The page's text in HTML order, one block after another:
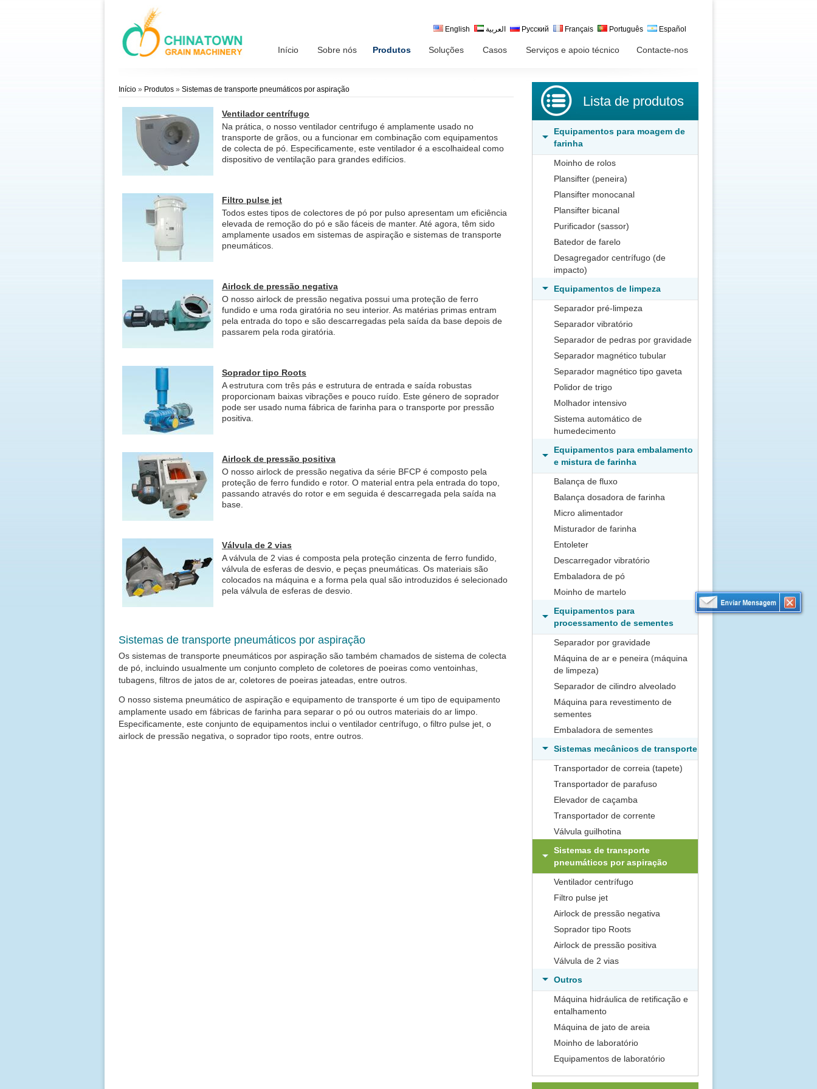
English العربية Русский Français Português Español
Início Sobre nós Produtos Soluções Casos Serviços e apoio técnico Contacte-nos
Lista de produtos
Equipamentos para moagem de
farinha
Moinho de rolos
Plansifter (peneira)
Plansifter monocanal
Plansifter bicanal
Purificador (sassor)
Batedor de farelo
Desagregador centrífugo (de
impacto)
Equipamentos de limpeza
Separador pré-limpeza
Separador vibratório
Separador de pedras por gravidade
Separador magnético tubular
Separador magnético tipo gaveta
Polidor de trigo
Molhador intensivo
Sistema automático de
humedecimento
Equipamentos para embalamento
e mistura de farinha
Balança de fluxo
Balança dosadora de farinha
Micro alimentador
Misturador de farinha
Entoleter
Descarregador vibratório
Embaladora de pó
Moinho de martelo
Equipamentos para
processamento de sementes
Separador por gravidade
Máquina de ar e peneira (máquina
de limpeza)
Separador de cilindro alveolado
Máquina para revestimento de
sementes
Embaladora de sementes
Sistemas mecânicos de transporte
Transportador de correia (tapete)
Transportador de parafuso
Elevador de caçamba
Transportador de corrente
Válvula guilhotina
Sistemas de transporte
pneumáticos por aspiração
Ventilador centrífugo
Filtro pulse jet
Airlock de pressão negativa
Soprador tipo Roots
Airlock de pressão positiva
Válvula de 2 vias
Outros
Máquina hidráulica de retificação e
entalhamento
Máquina de jato de areia
Moinho de laboratório
Equipamentos de laboratório
Início » Produtos » Sistemas de transporte pneumáticos por aspiração
Ventilador centrífugo
Na prática, o nosso ventilador centrifugo é amplamente usado no
transporte de grãos, ou a funcionar em combinação com equipamentos
de colecta de pó. Especificamente, este ventilador é a escolhaideal como
dispositivo de ventilação para grandes edifícios.
Filtro pulse jet
Todos estes tipos de colectores de pó por pulso apresentam um eficiência
elevada de remoção do pó e são fáceis de manter. Até agora, têm sido
amplamente usados em sistemas de aspiração e sistemas de transporte
pneumáticos.
Airlock de pressão negativa
O nosso airlock de pressão negativa possui uma proteção de ferro
fundido e uma roda giratória no seu interior. As matérias primas entram
pela entrada do topo e são descarregadas pela saída da base depois de
passarem pela roda giratória.
Soprador tipo Roots
A estrutura com três pás e estrutura de entrada e saída robustas
proporcionam baixas vibrações e pouco ruído. Este género de soprador
pode ser usado numa fábrica de farinha para o transporte por pressão
positiva.
Airlock de pressão positiva
O nosso airlock de pressão negativa da série BFCP é composto pela
proteção de ferro fundido e rotor. O material entra pela entrada do topo,
passando através do rotor e em seguida é descarregada pela saída na
base.
Válvula de 2 vias
A válvula de 2 vias é composta pela proteção cinzenta de ferro fundido,
válvula de esferas de desvio, e peças pneumáticas. Os materiais são
colocados na máquina e a forma pela qual são introduzidos é selecionado
pela válvula de esferas de desvio.
Sistemas de transporte pneumáticos por aspiração
Os sistemas de transporte pneumáticos por aspiração são também chamados de sistema de colecta
de pó, incluindo usualmente um conjunto completo de coletores de poeiras como ventoinhas,
tubagens, filtros de jatos de ar, coletores de poeiras jateadas, entre outros.
O nosso sistema pneumático de aspiração e equipamento de transporte é um tipo de equipamento
amplamente usado em fábricas de farinha para separar o pó ou outros materiais do ar limpo.
Especificamente, este conjunto de equipamentos inclui o ventilador centrífugo, o filtro pulse jet, o
airlock de pressão negativa, o soprador tipo roots, entre outros.